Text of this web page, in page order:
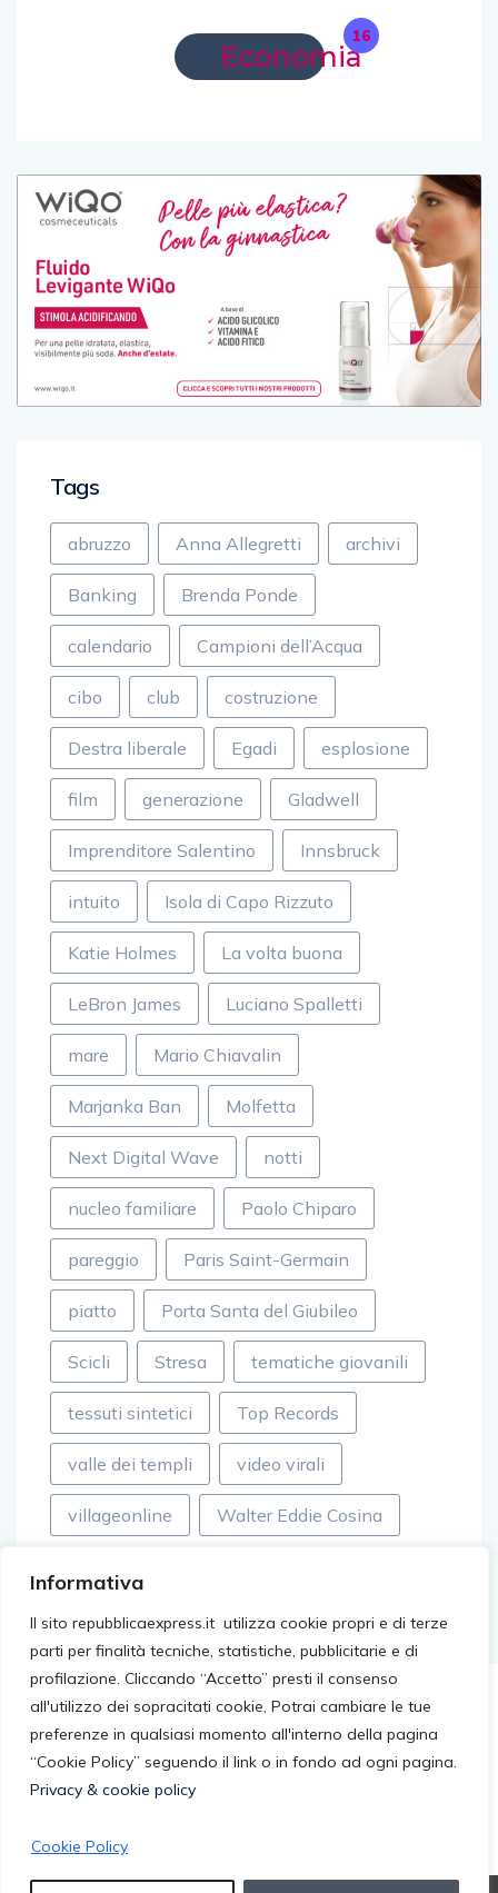
Informativa
Il sito repubblicaexpress.it utilizza cookie propri e di terze
parti per finalità tecniche, statistiche, pubblicitarie e di
profilazione. Cliccando “Accetto” presti il consenso
all'utilizzo dei sopracitati cookie, Potrai cambiare le tue
preferenze in qualsiasi momento all'interno della pagina
“Cookie Policy” seguendo il link o in fondo ad ogni pagina.
Privacy & cookie policy
Cookie Policy
Economia
16
Tags
abruzzo Anna Allegretti archivi
Banking Brenda Ponde
calendario Campioni dell’Acqua
cibo club costruzione
Destra liberale Egadi esplosione
film generazione Gladwell
Imprenditore Salentino Innsbruck
intuito Isola di Capo Rizzuto
Katie Holmes La volta buona
LeBron James Luciano Spalletti
mare Mario Chiavalin
Marjanka Ban Molfetta
Next Digital Wave notti
nucleo familiare Paolo Chiparo
pareggio Paris Saint-Germain
piatto Porta Santa del Giubileo
Scicli Stresa tematiche giovanili
tessuti sintetici Top Records
valle dei templi video virali
villageonline Walter Eddie Cosina